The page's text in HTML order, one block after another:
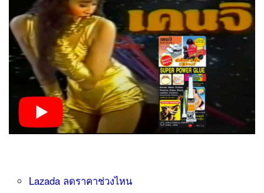
Lazada ลดราคาช่วงไหน